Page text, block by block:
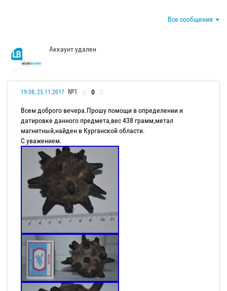
Все сообщения
Аккаунт удален
19:08, 25.11.2017 №1 0
Всем доброго вечера.Прошу помощи в определении и
датировке данного предмета,вес 438 грамм,метал
магнитный,найден в Курганской области.
С уважением.